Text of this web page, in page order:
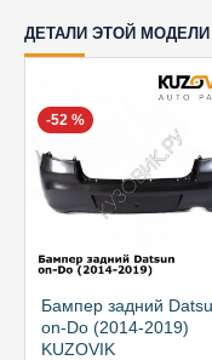
ДЕТАЛИ ЭТОЙ
-52 %
Бампер задний
on-Do (2014-2019)
KUZOVIK